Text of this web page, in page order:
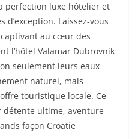
perfection luxe hôtelier et
d’exception. Laissez-vous
au cœur des
l’hôtel Valamar Dubrovnik
seulement leurs eaux
naturel, mais
touristique locale. Ce
ultime, aventure
façon Croatie